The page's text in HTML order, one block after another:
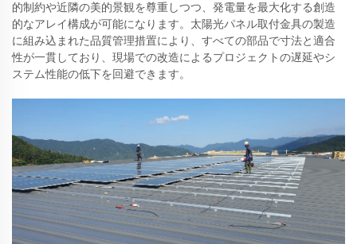
的制約や近隣の美的景観を尊重しつつ、発電量を最大化する創造
的なアレイ構成が可能になります。太陽光パネル取付金具の製造
に組み込まれた品質管理措置により、すべての部品で寸法と適合
性が一貫しており、現場での改造によるプロジェクトの遅延やシ
ステム性能の低下を回避できます。